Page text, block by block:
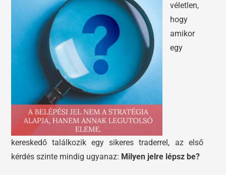
véletlen,
hogy
amikor
egy
kereskedő találkozik egy sikeres traderrel, az első
kérdés szinte mindig ugyanaz: Milyen jelre lépsz be?